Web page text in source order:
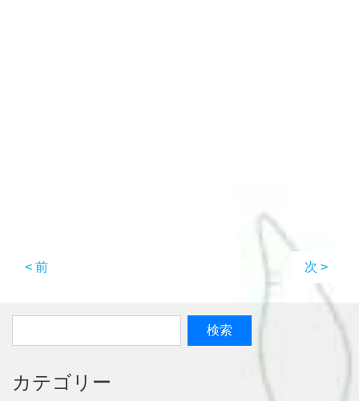
< 前 次 >
カテゴリー